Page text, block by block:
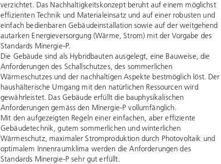
verzichtet. Das Nachhaltigkeitskonzept beruht auf einem möglichst
effizienten Technik und Materialeinsatz und auf einer robusten und
einfach bedienbaren Gebäudeinstallation sowie auf der weitgehend
autarken Energieversorgung (Wärme, Strom) mit der Vorgabe des
Standards Minergie-P.
Die Gebäude sind als Hybridbauten ausgelegt, eine Bauweise, die
Anforderungen des Schallschutzes, des sommerlichen
Wärmeschutzes und der nachhaltigen Aspekte bestmöglich löst. Der
haushälterische Umgang mit den natürlichen Ressourcen wird
gewährleistet. Das Gebäude erfüllt die bauphysikalischen
Anforderungen gemäss den Minergie-P vollumfänglich.
Mit den aufgezeigten Regeln einer einfachen, aber effiziente
Gebäudetechnik, gutem sommerlichen und winterlichen
Wärmeschutz, maximaler Stromproduktion durch Photovoltaik und
optimalem Innenraumklima werden die Anforderungen des
Standards Minergie-P sehr gut erfüllt.